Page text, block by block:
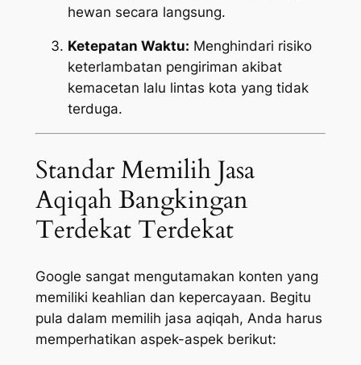
hewan secara langsung.
Ketepatan Waktu: Menghindari risiko
keterlambatan pengiriman akibat
kemacetan lalu lintas kota yang tidak
terduga.
Standar Memilih Jasa
Aqiqah Bangkingan
Terdekat Terdekat
Google sangat mengutamakan konten yang
memiliki keahlian dan kepercayaan. Begitu
pula dalam memilih jasa aqiqah, Anda harus
memperhatikan aspek-aspek berikut: